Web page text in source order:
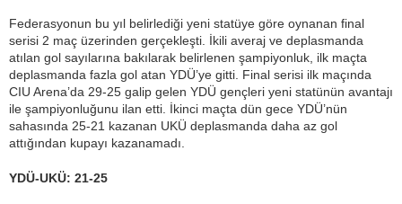
Federasyonun bu yıl belirlediği yeni statüye göre oynanan final
serisi 2 maç üzerinden gerçekleşti. İkili averaj ve deplasmanda
atılan gol sayılarına bakılarak belirlenen şampiyonluk, ilk maçta
deplasmanda fazla gol atan YDÜ’ye gitti. Final serisi ilk maçında
CIU Arena’da 29-25 galip gelen YDÜ gençleri yeni statünün avantajı
ile şampiyonluğunu ilan etti. İkinci maçta dün gece YDÜ’nün
sahasında 25-21 kazanan UKÜ deplasmanda daha az gol
attığından kupayı kazanamadı.
YDÜ-UKÜ: 21-25